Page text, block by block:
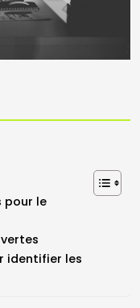
pour le
identifier les